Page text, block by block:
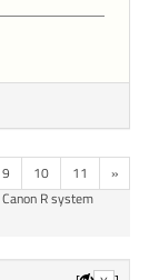
9 10 11 »
Canon R system